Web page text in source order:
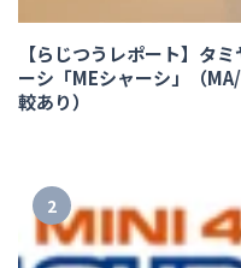
【らじつうレポート】タ
ーシ「MEシャーシ」（
較あり）
2